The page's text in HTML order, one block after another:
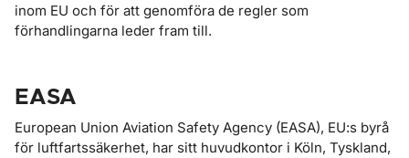
inom EU och för att genomföra de regler som
förhandlingarna leder fram till.
EASA
European Union Aviation Safety Agency (EASA), EU:s byrå
för luftfartssäkerhet, har sitt huvudkontor i Köln, Tyskland,